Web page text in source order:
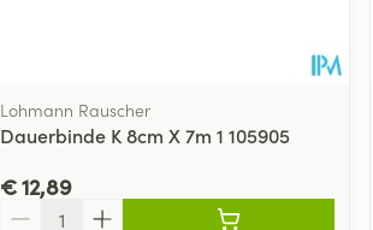
Lohmann Rauscher
Dauerbinde K 8cm X 7m 1 105905
€ 12,89